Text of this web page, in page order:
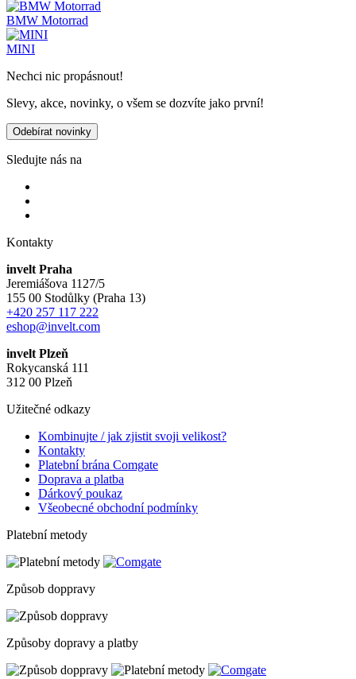
BMW Motorrad
MINI
Nechci nic propásnout!
Slevy, akce, novinky, o všem se dozvíte jako první!
Odebírat novinky
Sledujte nás na
Kontakty
invelt Praha
Jeremiášova 1127/5
155 00 Stodůlky (Praha 13)
+420 257 117 222
eshop@invelt.com
invelt Plzeň
Rokycanská 111
312 00 Plzeň
Užitečné odkazy
Kombinujte / jak zjistit svoji velikost?
Kontakty
Platební brána Comgate
Doprava a platba
Dárkový poukaz
Všeobecné obchodní podmínky
Platební metody
Způsob doppravy
Způsoby dopravy a platby